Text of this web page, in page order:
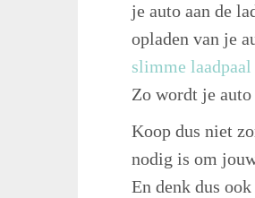
je auto aan de
opladen van je
slimme laadpaal
Zo wordt je
Koop dus niet
nodig is om
En denk dus